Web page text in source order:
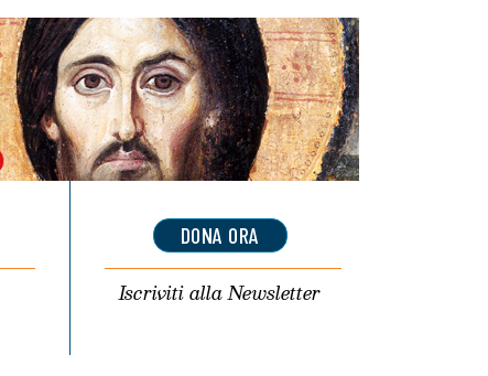
DONA ORA
Iscriviti allaNewsletter